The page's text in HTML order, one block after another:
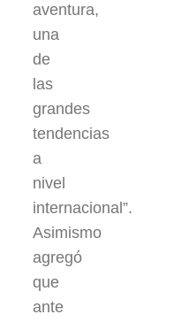
aventura,
una
de
las
grandes
tendencias
a
nivel
internacional”.
Asimismo
agregó
que
ante